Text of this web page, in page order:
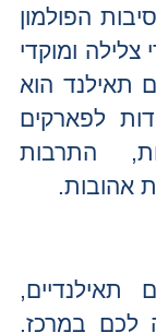
הפולמון
ומוקדי
תאילנד הוא
לפארקים
התרבות
במרכז.